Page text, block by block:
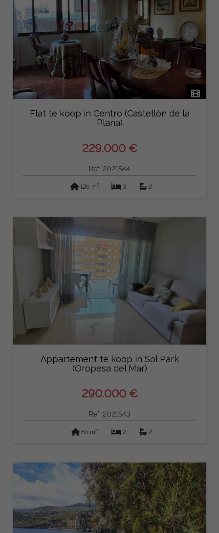
Flat te koop in Centro (Castellón de la
Plana)
229.000 €
Ref: 2021544
126 m2 3 2
Appartement te koop in Sol Park
(Oropesa del Mar)
290.000 €
Ref: 2021543
65 m2 2 2